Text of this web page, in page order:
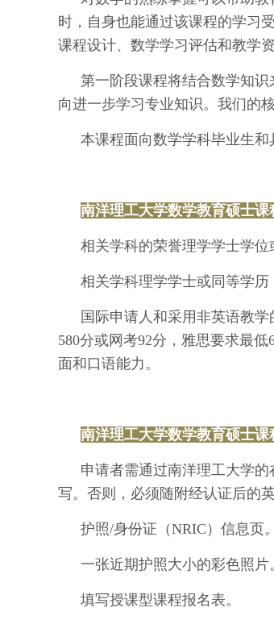
时，自身也能通过该课程的学习
课程设计、数学学习评估和教学
第一阶段课程将结合数学知
向进一步学习专业知识。我们的
本课程面向数学学科毕业生和
南洋理工大学数学教育硕士
相关学科的荣誉理学学士学
相关学科理学学士或同等学
国际申请人和采用非英语教
580分或网考92分，雅思要求最
面和口语能力。
南洋理工大学数学教育硕士课
申请者需通过南洋理工大学
写。否则，必须随附经认证后的
护照/身份证（NRIC）信息页。
一张近期护照大小的彩色照片
填写授课型课程报名表。